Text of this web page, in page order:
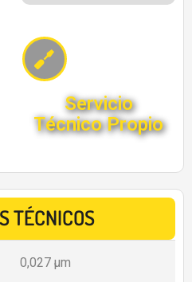
Servicio
Técnico Propio
TÉCNICOS
0,027 µm